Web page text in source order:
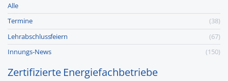
Alle
Termine
(38)
Lehr­abschluss­feiern
(67)
Innungs-News
(150)
Zertifizierte Energiefachbetriebe